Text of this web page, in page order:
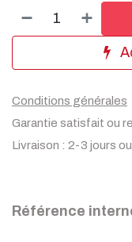
Conditions générales
Garantie satisfait ou
Livraison : 2-3 jours
Référence